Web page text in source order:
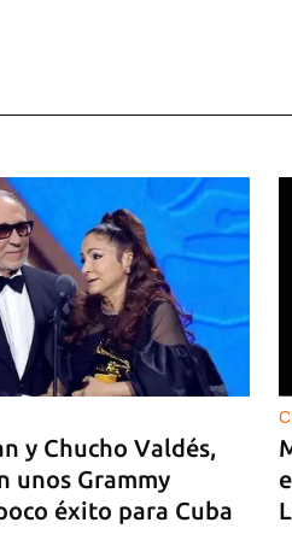
y Chucho Valdés,
unos Grammy
éxito para Cuba